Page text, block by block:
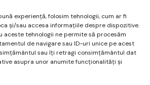
experiență, folosim tehnologii, cum ar fi
și/sau accesa informațiile despre dispozitive.
aceste tehnologii ne permite să procesăm
de navigare sau ID-uri unice pe acest
sau îți retragi consimțământul dat
asupra unor anumite funcționalități și
premium (10-50 euro per
consultanță juridică pentru a-ți